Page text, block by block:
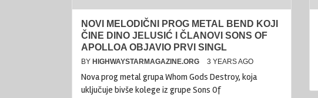
NOVI MELODIČNI PROG METAL BEND KOJI
ČINE DINO JELUSIĆ I ČLANOVI SONS OF
APOLLOA OBJAVIO PRVI SINGL
BY HIGHWAYSTARMAGAZINE.ORG 3 YEARS AGO
Nova prog metal grupa Whom Gods Destroy, koja
uključuje bivše kolege iz grupe Sons Of